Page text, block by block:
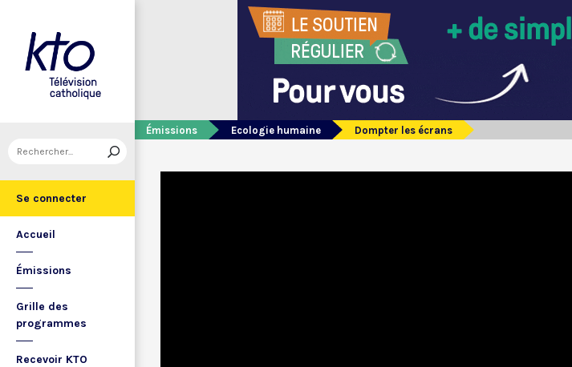
Se connecter
Accueil
Émissions
Grille des
programmes
Recevoir KTO
Émissions Ecologie humaine Dompter les écrans